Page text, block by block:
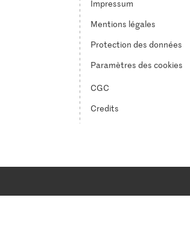
Impressum
Mentions légales
Protection des données
Paramètres des cookies
CGC
Credits